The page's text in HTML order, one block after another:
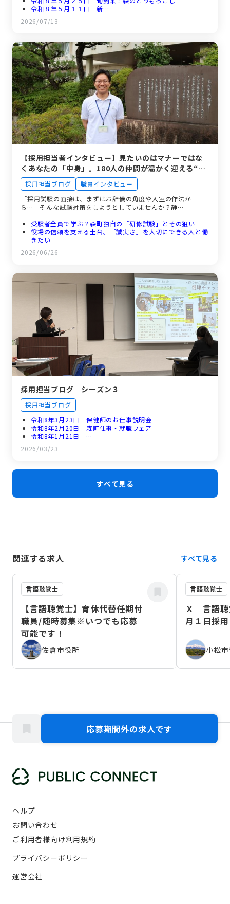
令和８年５月１１日 新…
令和８年４月１７日 新規採用職員研修プログラム
令和８年４月２日 新年度スタート！
2026/07/13
【採用担当者インタビュー】見たいのはマナーではな
くあなたの「中身」。180人の仲間が温かく迎える“静
岡の小さな町”のリアル
採用担当ブログ
職員インタビュー
「採用試験の面接は、まずはお辞儀の角度や入室の作法か
ら…」そんな試験対策をしようとしていませんか？静…
受験者全員で学ぶ？森町独自の「研修試験」とその狙い
役場の信頼を支える土台。「誠実さ」を大切にできる人と働
きたい
採用担当者が明かすホンネ！伝えるべきポイントとは？
静岡県西部で一番小さな自治体だからこそ築ける人間関係と
「最初はみんな新人だった」―未来の仲間へ贈るメッセージ
2026/06/26
採用担当ブログ シーズン３
採用担当ブログ
令和8年3月23日 保健師のお仕事説明会
令和8年2月20日 森町仕事・就職フェア
令和8年1月21日 …
令和7年12月24日 慌ただしい師走を走り抜けて。冬の北海
道旅行でリフレッシュ！
令和7年11月6日 森町合併70周年記念式典を終えて
2026/03/23
すべて見る
関連する求人 すべて見る
言語聴覚士
【言語聴覚士】育休代替任期付
職員/随時募集※いつでも応募
可能です！
佐倉市役所
言語聴覚士
Ｘ 言語
月１日採用
小松
応募期間外の求人です
ヘルプ
お問い合わせ
ご利用者様向け利用規約
プライバシーポリシー
運営会社